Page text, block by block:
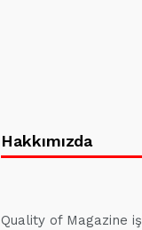
Hakkımızda
Quality of Magazine